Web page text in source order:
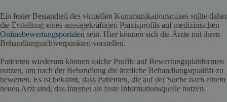
Ein fester Bestandteil des virtuellen Kommunikationsmixes sollte daher
die Erstellung eines aussagekräftigen Praxisprofils auf medizinischen
Onlinebewertungsportalen sein. Hier können sich die Ärzte mit ihren
Behandlungsschwerpunkten vorstellen.
Patienten wiederum können solche Profile auf Bewertungsplattformen
nutzen, um nach der Behandlung die ärztliche Behandlungsqualität zu
bewerten. Es ist bekannt, dass Patienten, die auf der Suche nach einem
neuen Arzt sind, das Internet als feste Informationsquelle nutzen.